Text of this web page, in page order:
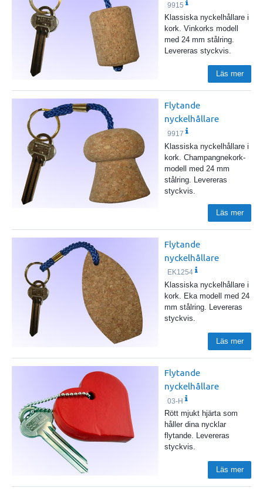
9915
Klassiska nyckelhållare i
kork. Vinkorks modell
med 24 mm stålring.
Levereras styckvis.
Läs mer
Flytande
nyckelhållare
9917
Klassiska nyckelhållare i
kork. Champangnekork-
modell med 24 mm
stålring. Levereras
styckvis.
Läs mer
Flytande
nyckelhållare
EK1254
Klassiska nyckelhållare i
kork. Eka modell med 24
mm stålring. Levereras
styckvis.
Läs mer
Flytande
nyckelhållare
03-H
Rött mjukt hjärta som
håller dina nycklar
flytande. Levereras
styckvis.
Läs mer